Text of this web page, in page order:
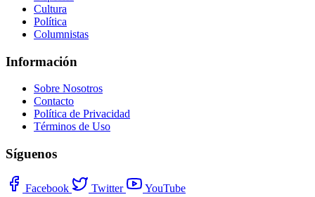
Cultura
Política
Columnistas
Información
Sobre Nosotros
Contacto
Política de Privacidad
Términos de Uso
Síguenos
Facebook Twitter YouTube